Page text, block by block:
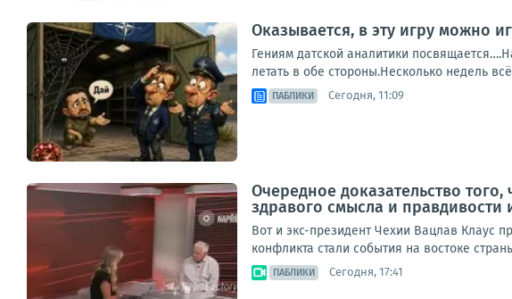
Оказывается, в эту игру можно
Гениям датской аналитики
летать в обе стороны.Несколько недель
ПАБЛИКИ Сегодня, 11:09
Очередное доказательство
здравого смысла и правдивости
Вот и экс-президент Чехии Вацлав Клаус
конфликта стали события на востоке
ПАБЛИКИ Сегодня, 17:41